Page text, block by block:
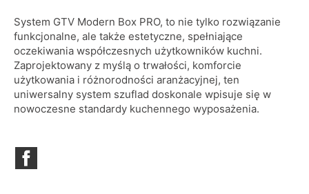
System GTV Modern Box PRO, to nie tylko rozwiązanie
funkcjonalne, ale także estetyczne, spełniające
oczekiwania współczesnych użytkowników kuchni.
Zaprojektowany z myślą o trwałości, komforcie
użytkowania i różnorodności aranżacyjnej, ten
uniwersalny system szuflad doskonale wpisuje się w
nowoczesne standardy kuchennego wyposażenia.